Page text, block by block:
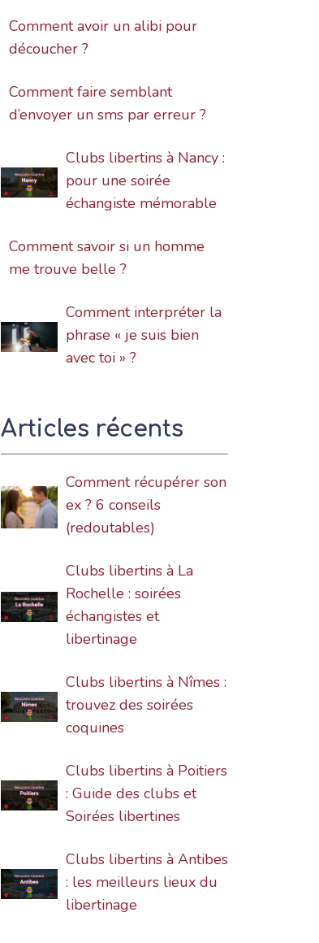
Comment avoir un alibi pour
découcher ?
Comment faire semblant
d’envoyer un sms par erreur ?
Clubs libertins à Nancy :
pour une soirée
échangiste mémorable
Comment savoir si un homme
me trouve belle ?
Comment interpréter la
phrase « je suis bien
avec toi » ?
Articles récents
Comment récupérer son
ex ? 6 conseils
(redoutables)
Clubs libertins à La
Rochelle : soirées
échangistes et
libertinage
Clubs libertins à Nîmes :
trouvez des soirées
coquines
Clubs libertins à Poitiers
: Guide des clubs et
Soirées libertines
Clubs libertins à Antibes
: les meilleurs lieux du
libertinage